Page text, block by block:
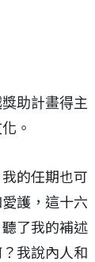
助計畫得主
。
的任期也可
護，這十六
了我的補述
我說內人和